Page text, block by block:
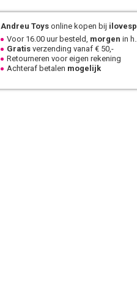
Andreu Toys online kopen bij ilovespeelgoed.nl
Voor 16.00 uur besteld, morgen in huis
Gratis verzending vanaf € 50,-
Retourneren voor eigen rekening
Achteraf betalen mogelijk